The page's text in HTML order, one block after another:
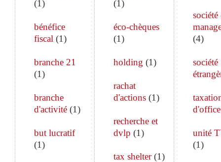
(1)
bénéfice
fiscal (1)
branche 21
(1)
branche
d'activité (1)
but lucratif
(1)
(1)
éco-chèques
(1)
holding (1)
rachat
d'actions(1)
recherche et
dvlp (1)
tax shelter(1)
société
(4)
société
d'office
unité
(1)